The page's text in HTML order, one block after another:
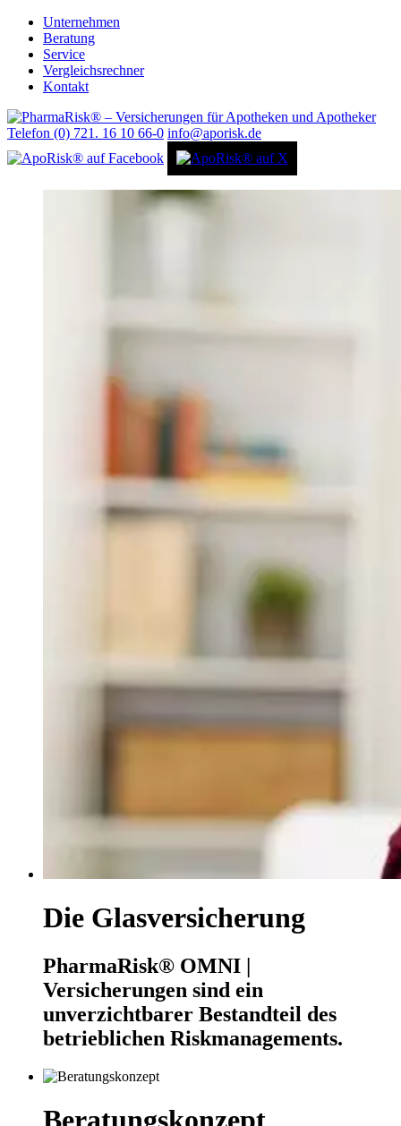
Unternehmen
Beratung
Service
Vergleichsrechner
Kontakt
Telefon (0) 721. 16 10 66-0 info@aporisk.de
Die Glasversicherung
PharmaRisk® OMNI |
Versicherungen sind ein
unverzichtbarer Bestandteil des
betrieblichen Riskmanagements.